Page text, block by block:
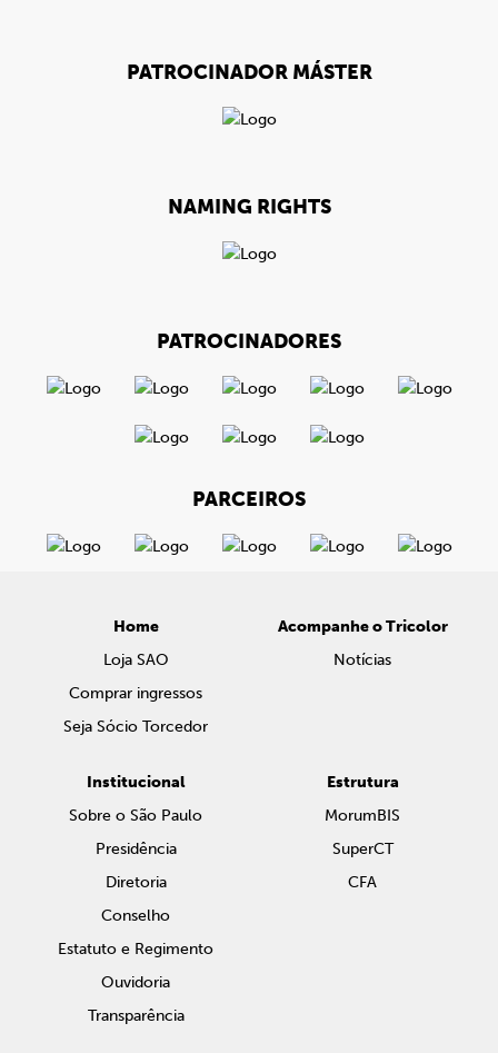
PATROCINADOR MÁSTER
NAMING RIGHTS
PATROCINADORES
PARCEIROS
Home
Loja SAO
Comprar ingressos
Seja Sócio Torcedor
Acompanhe o Tricolor
Notícias
Institucional
Sobre o São Paulo
Presidência
Diretoria
Conselho
Estatuto e Regimento
Ouvidoria
Transparência
Estrutura
MorumBIS
SuperCT
CFA